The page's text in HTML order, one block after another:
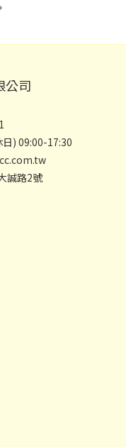
公司
) 09:00-17:30
誠路2號